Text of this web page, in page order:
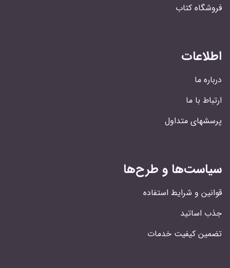
فروشگاه کتاب
اطلاعات
درباره ما
ارتباط با ما
پرسشهای متداول
سیاست‌ها و طرح‌ها
قوانین و شرایط استفاده
جذب اساتید
تضمین کیفیت خدمات